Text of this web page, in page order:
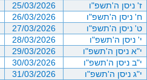
ז' ניסן ה'תשפ"ו
25/03/2026
ח' ניסן ה'תשפ"ו
26/03/2026
ט' ניסן ה'תשפ"ו
27/03/2026
י' ניסן ה'תשפ"ו
28/03/2026
י"א ניסן ה'תשפ"ו
29/03/2026
י"ב ניסן ה'תשפ"ו
30/03/2026
י"ג ניסן ה'תשפ"ו
31/03/2026